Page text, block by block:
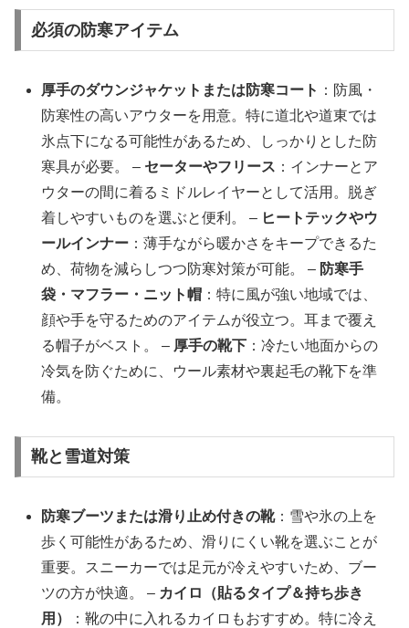
必須の防寒アイテム
厚手のダウンジャケットまたは防寒コート ：防風・
防寒性の高いアウターを用意。特に道北や道東では
氷点下になる可能性があるため、しっかりとした防
寒具が必要。 – セーターやフリース ：インナーとア
ウターの間に着るミドルレイヤーとして活用。脱ぎ
着しやすいものを選ぶと便利。 – ヒートテックやウ
ールインナー ：薄手ながら暖かさをキープできるた
め、荷物を減らしつつ防寒対策が可能。 – 防寒手
袋・マフラー・ニット帽 ：特に風が強い地域では、
顔や手を守るためのアイテムが役立つ。耳まで覆え
る帽子がベスト。 – 厚手の靴下 ：冷たい地面からの
冷気を防ぐために、ウール素材や裏起毛の靴下を準
備。
靴と雪道対策
防寒ブーツまたは滑り止め付きの靴：雪や氷の上を
歩く可能性があるため、滑りにくい靴を選ぶことが
重要。スニーカーでは足元が冷えやすいため、ブー
ツの方が快適。 – カイロ（貼るタイプ＆持ち歩き
用）
：靴の中に入れるカイロもおすすめ。特に冷え